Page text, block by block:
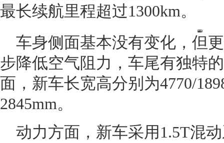
最长续航里程超过1300km。
车身侧面基本没有变化，但
步降低空气阻力，车尾有独特
面，新车长宽高分别为4770/
2845mm。
动力方面，新车采用1.5T混